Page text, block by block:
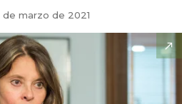
marzo de 2021